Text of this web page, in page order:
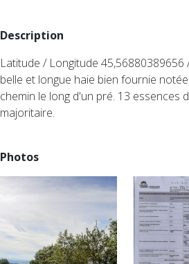
Description
Latitude / Longitude 45,56880389656
belle et longue haie bien fournie
chemin le long d'un pré. 13
majoritaire.
Photos